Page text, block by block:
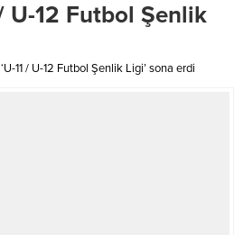
U-12 Futbol Şenlik
11 / U-12 Futbol Şenlik Ligi’ sona erdi